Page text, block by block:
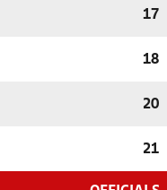
17
18
20
21